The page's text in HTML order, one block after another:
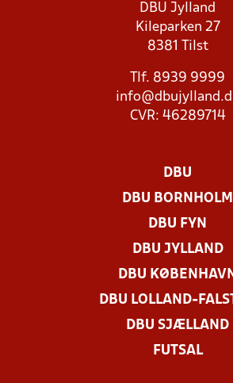
DBU Jylland
Kileparken 27
8381 Tilst
Tlf. 8939 9999
CVR: 46289714
DBU
DBU BORNHOLM
DBU FYN
DBU JYLLAND
DBU KØBENHAVN
DBU LOLLAND-
DBU SJÆLLAND
FUTSAL